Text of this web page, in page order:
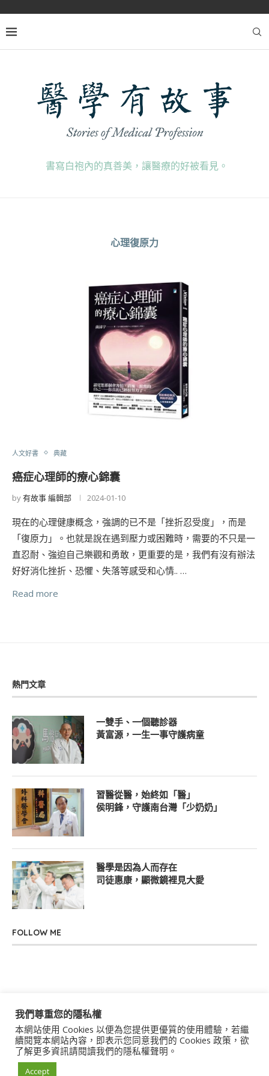
書寫白袍內的真善美，讓醫療的好被看見。
心理復原力
人文好書 典藏
癌症心理師的療心錦囊
by有故事 編輯部 2024-01-10
現在的心理健康概念，強調的已不是「挫折忍受度」，而是
「復原力」。也就是說在遇到壓力或困難時，需要的不只是一
直忍耐、強迫自己樂觀和勇敢，更重要的是，我們有沒有辦法
好好消化挫折、恐懼、失落等感受和心情.. …
Read more
熱門文章
一雙手、一個聽診器
黃富源，一生一事守護病童
習醫從醫，始終如「醫」
侯明鋒，守護南台灣「少奶奶」
醫學是因為人而存在
司徒惠康，顯微鏡裡見大愛
FOLLOW ME
關於我們 聯絡我們 服務條款 隱私權政策
著作權聲明 作者群
我們尊重您的隱私權
本網站使用 Cookies 以便為您提供更優質的使用體驗，若繼
續閱覽本網站內容，即表示您同意我們的 Cookies 政策，欲
了解更多資訊請閱讀我們的隱私權聲明。
Accept